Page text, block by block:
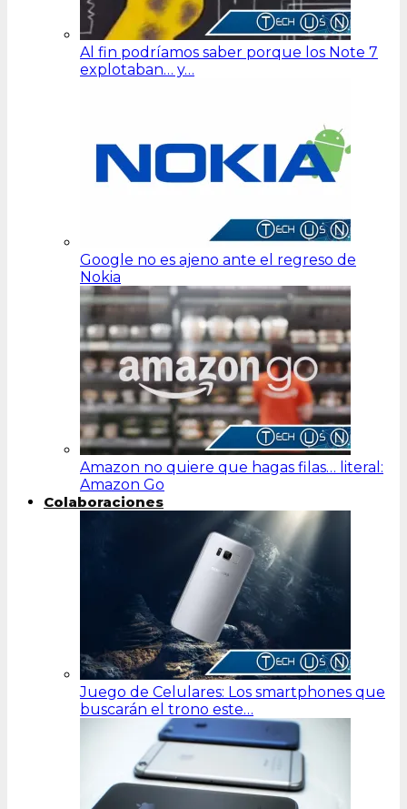
Al fin podríamos saber porque los Note 7
explotaban… y…
Google no es ajeno ante el regreso de
Nokia
Amazon no quiere que hagas filas… literal:
Amazon Go
Colaboraciones
Juego de Celulares: Los smartphones que
buscarán el trono este…